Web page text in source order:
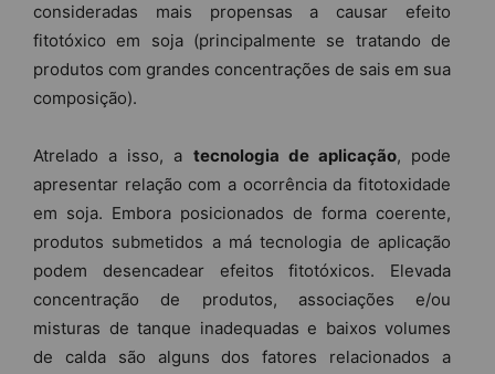
consideradas mais propensas a causar efeito
fitotóxico em soja (principalmente se tratando de
produtos com grandes concentrações de sais em sua
composição).
Atrelado a isso, a tecnologia de aplicação, pode
apresentar relação com a ocorrência da fitotoxidade
em soja. Embora posicionados de forma coerente,
produtos submetidos a má tecnologia de aplicação
podem desencadear efeitos fitotóxicos. Elevada
concentração de produtos, associações e/ou
misturas de tanque inadequadas e baixos volumes
de calda são alguns dos fatores relacionados a